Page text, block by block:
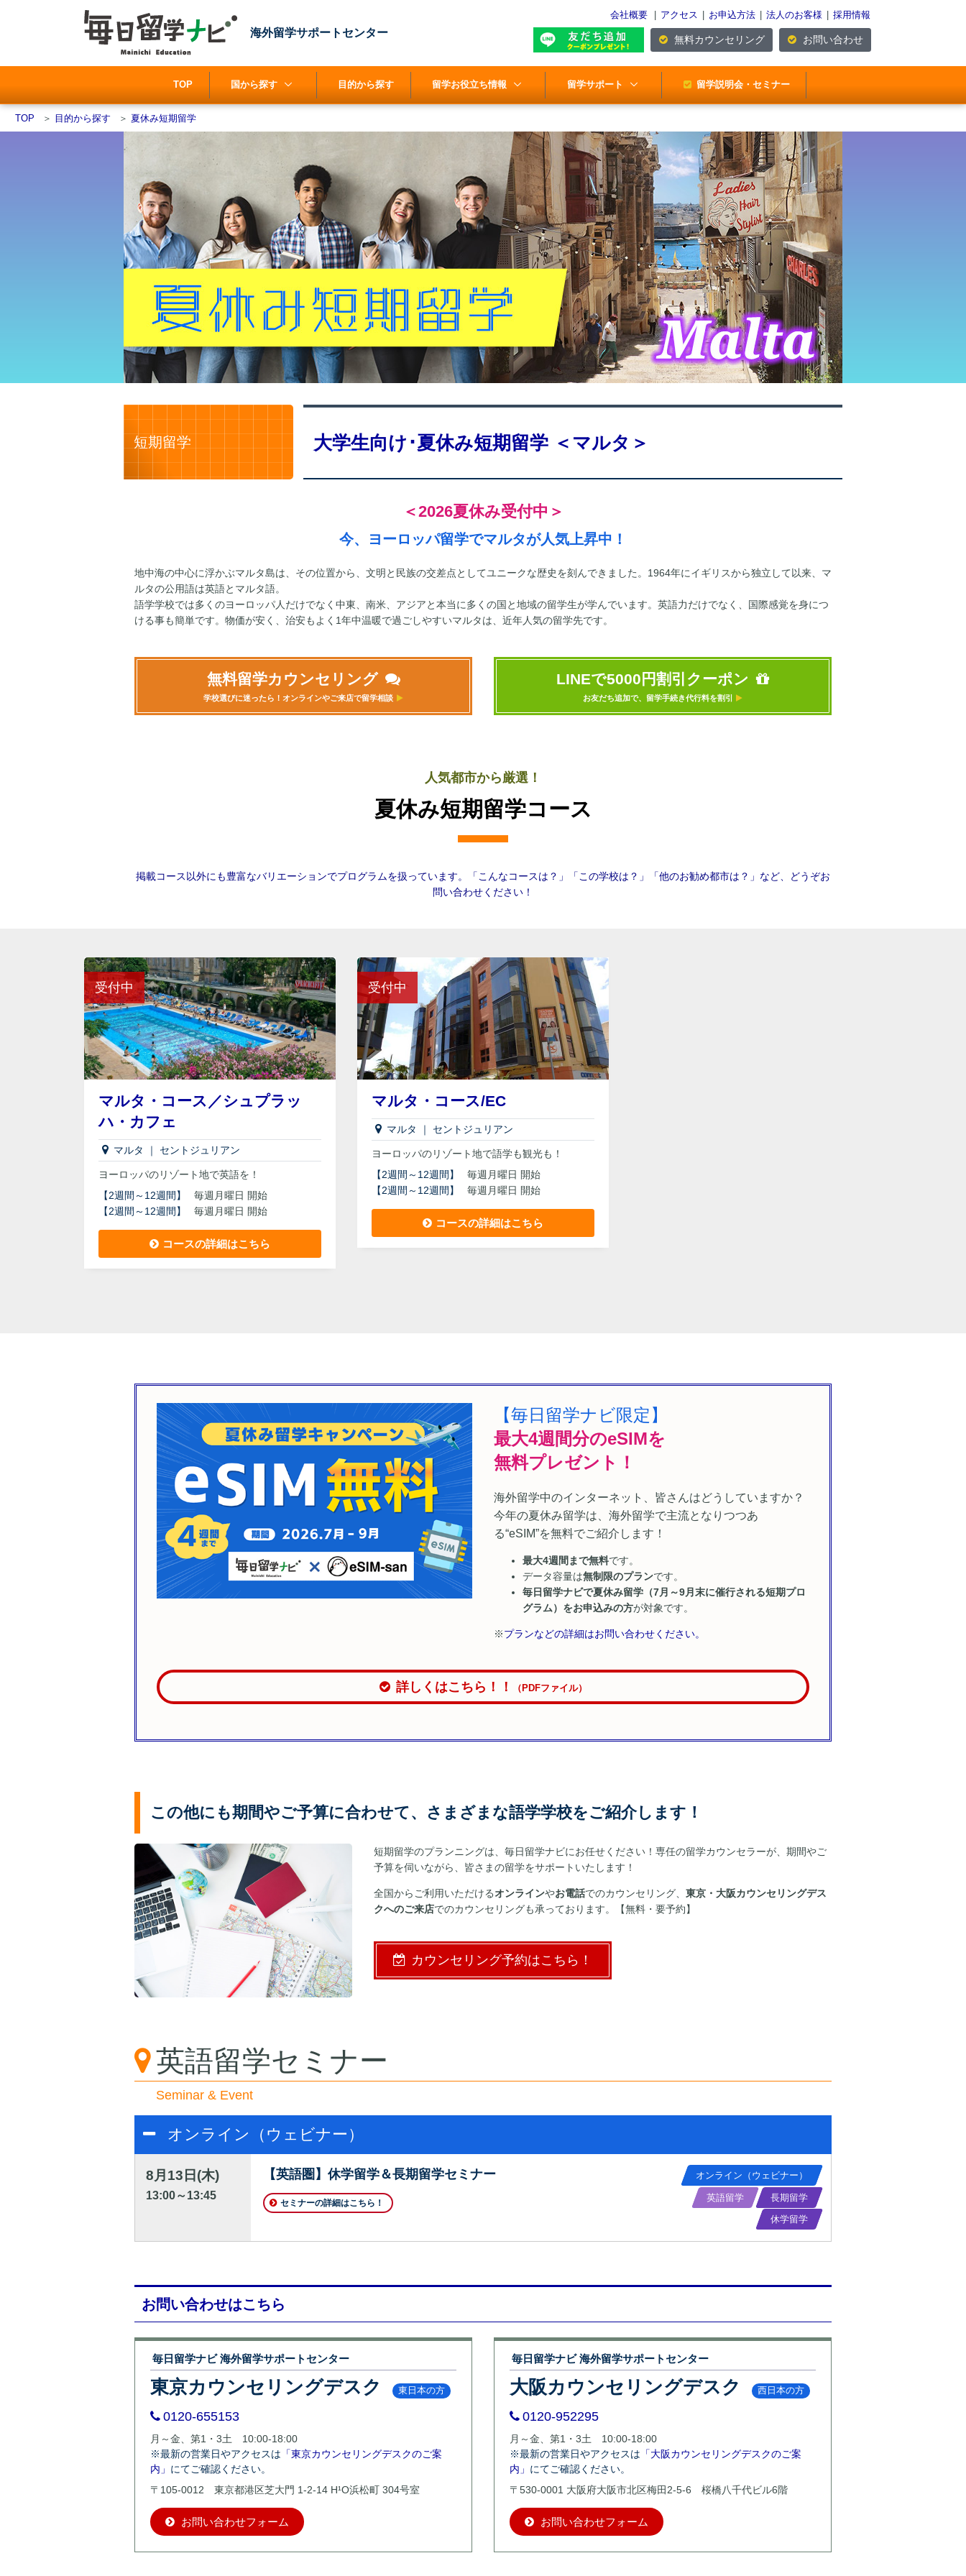
海外留学サポートセンター
会社概要 アクセス お申込方法 法人のお客様 採用情報
無料カウンセリング お問い合わせ
TOP 国から探す 目的から探す 留学お役立ち情報 留学サポート 留学説明会・セミナー
TOP ＞ 目的から探す ＞ 夏休み短期留学
短期留学 大学生向け･夏休み短期留学 ＜マルタ＞
＜2026夏休み受付中＞
今、ヨーロッパ留学でマルタが人気上昇中！
地中海の中心に浮かぶマルタ島は、その位置から、文明と民族の交差点としてユニークな歴史を刻んできました。1964年にイギリスから独立して以来、マ
ルタの公用語は英語とマルタ語。
語学学校では多くのヨーロッパ人だけでなく中東、南米、アジアと本当に多くの国と地域の留学生が学んでいます。英語力だけでなく、国際感覚を身につ
ける事も簡単です。物価が安く、治安もよく1年中温暖で過ごしやすいマルタは、近年人気の留学先です。
無料留学カウンセリング
学校選びに迷ったら！オンラインやご来店で留学相談
LINEで5000円割引クーポン
お友だち追加で、留学手続き代行料を割引
人気都市から厳選！
夏休み短期留学コース
掲載コース以外にも豊富なバリエーションでプログラムを扱っています。「こんなコースは？」「この学校は？」「他のお勧め都市は？」など、どうぞお
問い合わせください！
受付中
マルタ・コース／シュプラッ
ハ・カフェ
マルタ ｜ セントジュリアン
ヨーロッパのリゾート地で英語を！
【2週間～12週間 】
毎週月曜日 開始
【2週間～12週間 】 毎週月曜日 開始
コースの詳細はこちら
受付中
マルタ・コース/EC
マルタ ｜ セントジュリアン
ヨーロッパのリゾート地で語学も観光も！
【2週間～12週間 】
毎週月曜日 開始
【2週間～12週間 】 毎週月曜日 開始
コースの詳細はこちら
【毎日留学ナビ限定】
最大4週間分のeSIMを
無料プレゼント！
海外留学中のインターネット、皆さんはどうしていますか？
今年の夏休み留学は、海外留学で主流となりつつあ
る“eSIM”を無料でご紹介します！
最大4週間まで無料です。
データ容量は無制限のプランです。
毎日留学ナビで夏休み留学（7月～9月末に催行される短期プロ
グラム）をお申込みの方が対象です。
※プランなどの詳細はお問い合わせください。
詳しくはこちら！！ （PDFファイル）
この他にも期間やご予算に合わせて、さまざまな語学学校をご紹介します！
短期留学のプランニングは、毎日留学ナビにお任せください！専任の留学カウンセラーが、期間やご
予算を伺いながら、皆さまの留学をサポートいたします！
全国からご利用いただけるオンラインやお電話でのカウンセリング、東京・大阪カウンセリングデス
クへのご来店でのカウンセリングも承っております。【無料・要予約】
カウンセリング予約はこちら！
英語留学セミナー
Seminar & Event
オンライン（ウェビナー）
8月13日(木)
13:00～13:45
【英語圏】休学留学＆長期留学セミナー
セミナーの詳細はこちら！
オンライン（ウェビナー）
英語留学 長期留学
休学留学
お問い合わせはこちら
毎日留学ナビ 海外留学サポートセンター
東京カウンセリングデスク 東日本の方
0120-655153
月～金、第1・3土 10:00-18:00
※最新の営業日やアクセスは 「東京カウンセリングデスクのご案
内」 にてご確認ください。
〒105-0012 東京都港区芝大門 1-2-14 H¹O浜松町 304号室
お問い合わせフォーム
毎日留学ナビ 海外留学サポートセンター
大阪カウンセリングデスク 西日本の方
0120-952295
月～金、第1・3土 10:00-18:00
※最新の営業日やアクセスは 「大阪カウンセリングデスクのご案
内」 にてご確認ください。
〒530-0001 大阪府大阪市北区梅田2-5-6 桜橋八千代ビル6階
お問い合わせフォーム